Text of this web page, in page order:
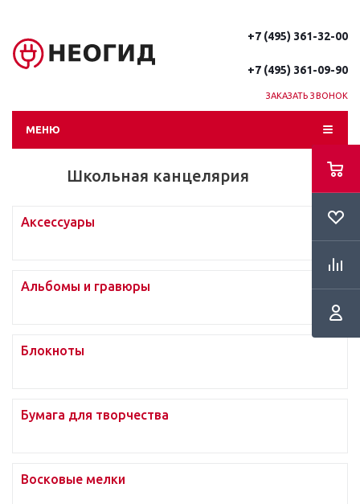
+7 (495) 361-32-00
+7 (495) 361-09-90
ЗАКАЗАТЬ ЗВОНОК
МЕНЮ
Школьная канцелярия
Аксессуары
Альбомы и гравюры
Блокноты
Бумага для творчества
Восковые мелки